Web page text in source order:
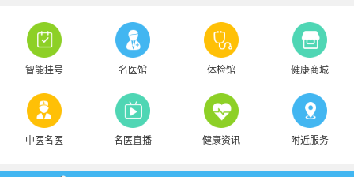
智能挂号 名医馆 体检馆 健康商城
中医名医 名医直播 健康资讯 附近服务